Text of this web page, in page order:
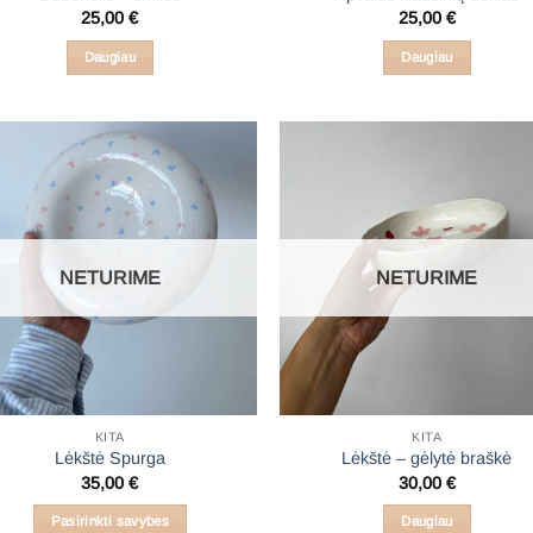
25,00€
Daugiau
25,00 €
Daugiau
NETURIME
KITA
Lėkštė Spurga
35,00€
Pasirinkti savybes
NETURIME
KITA
Lėkštė – gėlytė braškė
30,00 €
Daugiau